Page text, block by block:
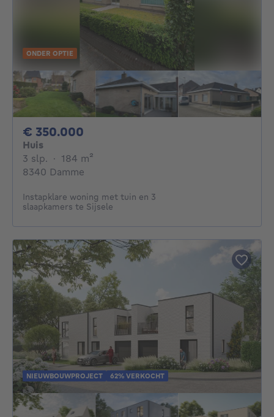
ONDER OPTIE
€ 350.000
Huis
3 slp. 3 slaapkamers
· 184 m²
8340 Damme
Instapklare woning met tuin en 3
slaapkamers te Sijsele
NIEUWBOUWPROJECT 62% VERKOCHT